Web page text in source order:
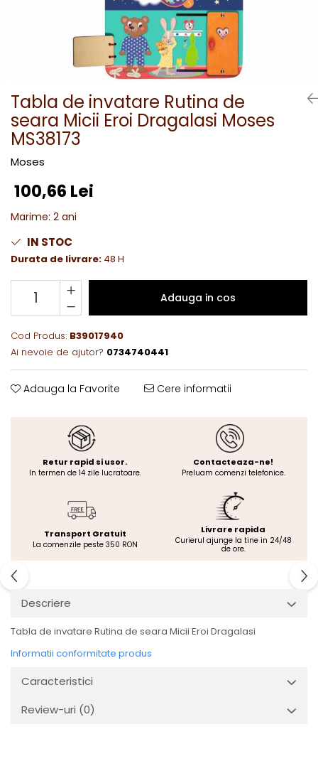
Tabla de invatare Rutina de
seara Micii Eroi Dragalasi Moses
MS38173
Moses
100,66 Lei
Marime: 2 ani
IN STOC
Durata de livrare: 48 H
Adauga in cos
Cod Produs: B39017940
Ai nevoie de ajutor? 0734740441
Adauga la Favorite Cere informatii
Retur rapid si usor.
In termen de 14 zile lucratoare.
Contacteaza-ne!
Preluam comenzi telefonice.
Transport Gratuit
La comenzile peste 350 RON
Livrare rapida
Curierul ajunge la tine in 24/48
de ore.
Descriere
Tabla de invatare Rutina de seara Micii Eroi Dragalasi
Informatii conformitate produs
Caracteristici
Review-uri (0)